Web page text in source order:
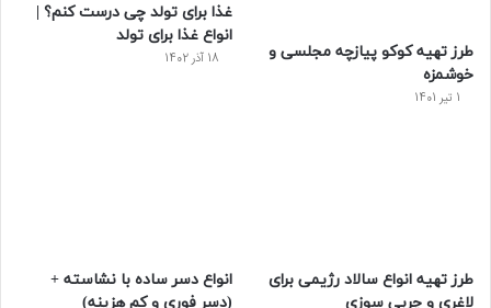
ت
طرز تهیه کوکو پیازچه مجلسی و
خوشمزه
1 تیر 1401
غذا برای تولد چی درست کنم؟ |
انواع غذا برای تولد
18 آذر 1402
طرز تهیه انواع سالاد رژیمی برای
لاغری و چربی سوزی
انواع دسر ساده با نشاسته +
(دسر فوری و کم هزینه)